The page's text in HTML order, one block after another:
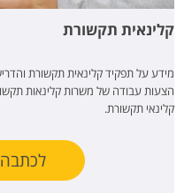
קלינאית תקשורת
מידע על תפקיד קלינאית תקשורת
הצעות עבודה של משרות קלינאות
קלינאי תקשורת.